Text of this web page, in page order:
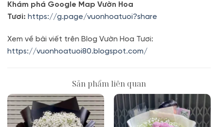
Khám phá Google Map Vườn Hoa
Tươi: https://g.page/vuonhoatuoi?share
Xem về bài viết trên Blog Vườn Hoa Tươi:
https://vuonhoatuoi80.blogspot.com/
Sản phẩm liên quan